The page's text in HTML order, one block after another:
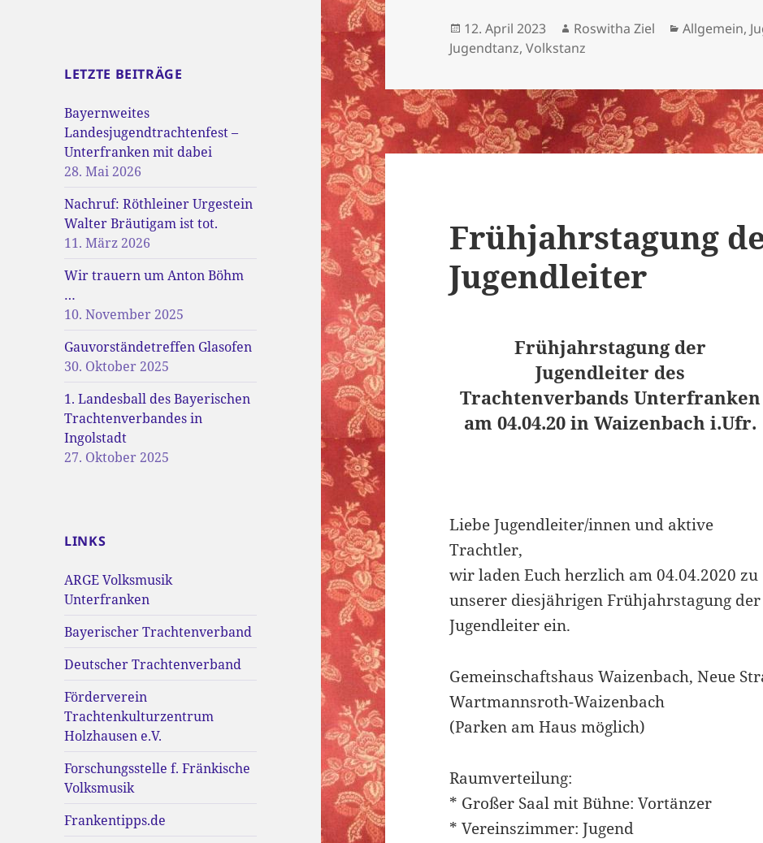
LETZTE BEITRÄGE
Bayernweites
Landesjugendtrachtenfest –
Unterfranken mit dabei
28. Mai 2026
Nachruf: Röthleiner Urgestein
Walter Bräutigam ist tot.
11. März 2026
Wir trauern um Anton Böhm
…
10. November 2025
Gauvorständetreffen Glasofen
30. Oktober 2025
1. Landesball des Bayerischen
Trachtenverbandes in
Ingolstadt
27. Oktober 2025
LINKS
ARGE Volksmusik
Unterfranken
Bayerischer Trachtenverband
Deutscher Trachtenverband
Förderverein
Trachtenkulturzentrum
Holzhausen e.V.
Forschungsstelle f. Fränkische
Volksmusik
Frankentipps.de
Veröffentlicht
am
12. April 2023 Autor
Roswitha Ziel Kategorien
Allgemein,
Jugendtanz,Volkstanz
Frühjahrstagung
Jugendleiter
Frühjahrstagung der
Jugendleiter des
Trachtenverbands Unterfranken
am 04.04.20 in Waizenbach i.Ufr.
Liebe Jugendleiter/innen und aktive
Trachtler,
wir laden Euch herzlich am 04.04.2020 zu
unserer diesjährigen Frühjahrstagung der
Jugendleiter ein.
Gemeinschaftshaus Waizenbach, Neue
Wartmannsroth-Waizenbach
(Parken am Haus möglich)
Raumverteilung:
* Großer Saal mit Bühne: Vortänzer
* Vereinszimmer: Jugend